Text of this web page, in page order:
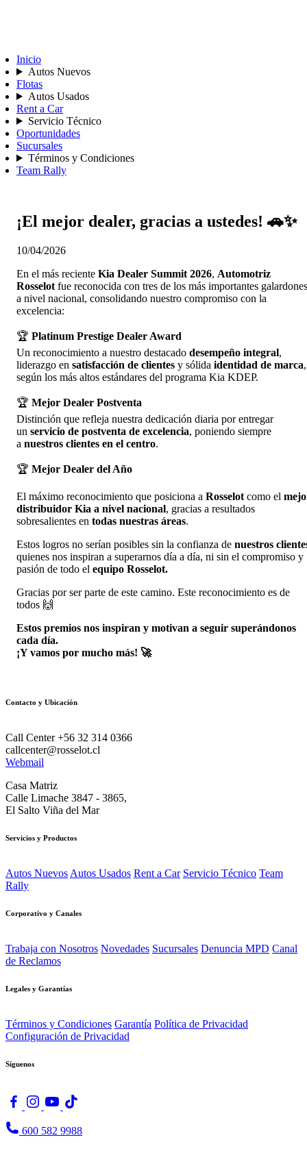
Inicio
Autos Nuevos
Flotas
Autos Usados
Rent a Car
Servicio Técnico
Oportunidades
Sucursales
Términos y Condiciones
Team Rally
¡El mejor dealer, gracias a ustedes! 🚗✨
10/04/2026
En el más reciente Kia Dealer Summit 2026, Automotriz
Rosselot fue reconocida con tres de los más importantes galardones
a nivel nacional, consolidando nuestro compromiso con la
excelencia:
🏆 Platinum Prestige Dealer Award
Un reconocimiento a nuestro destacado desempeño integral,
liderazgo en satisfacción de clientes y sólida identidad de marca,
según los más altos estándares del programa Kia KDEP.
🏆 Mejor Dealer Postventa
Distinción que refleja nuestra dedicación diaria por entregar
un servicio de postventa de excelencia, poniendo siempre
a nuestros clientes en el centro.
🏆 Mejor Dealer del Año
El máximo reconocimiento que posiciona a Rosselot como el
distribuidor Kia a nivel nacional, gracias a resultados
sobresalientes en todas nuestras áreas.
Estos logros no serían posibles sin la confianza de nuestros
quienes nos inspiran a superarnos día a día, ni sin el compromiso y
pasión de todo el equipo Rosselot.
Gracias por ser parte de este camino. Este reconocimiento es de
todos 🙌
Estos premios nos inspiran y motivan a seguir superándonos
cada día.
¡Y vamos por mucho más! 🚀
Contacto y Ubicación
Call Center +56 32 314 0366
callcenter@rosselot.cl
Webmail
Casa Matriz
Calle Limache 3847 - 3865,
El Salto Viña del Mar
Servicios y Productos
Autos Nuevos Autos Usados Rent a Car Servicio Técnico Team
Rally
Corporativo y Canales
Trabaja con Nosotros Novedades Sucursales Denuncia MPD Canal
de Reclamos
Legales y Garantías
Términos y Condiciones Garantía Política de Privacidad
Configuración de Privacidad
Síguenos
600 582 9988